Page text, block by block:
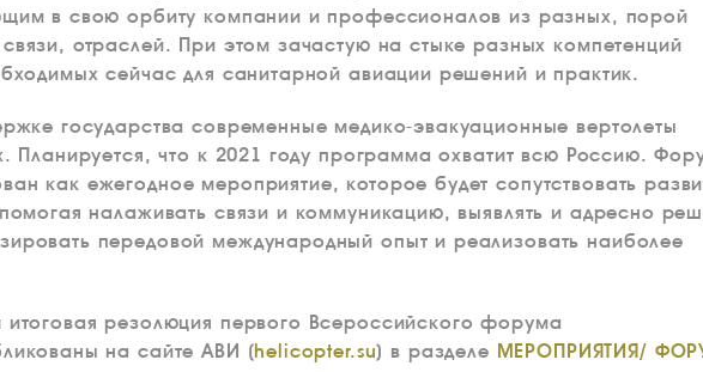
в свою орбиту компании и профессионалов из разных, порой
отраслей. При этом зачастую на стыке разных компетенций
сейчас для санитарной авиации решений и практик.
государства современные медико-эвакуационные вертолеты
Планируется, что к 2021 году программа охватит всю Россию.
как ежегодное мероприятие, которое будет сопутствовать
налаживать связи и коммуникацию, выявлять и адресно
передовой международный опыт и реализовать наиболее
резолюция первого Всероссийского форума
на сайте АВИ (helicopter.su) в разделе МЕРОПРИЯТИЯ/